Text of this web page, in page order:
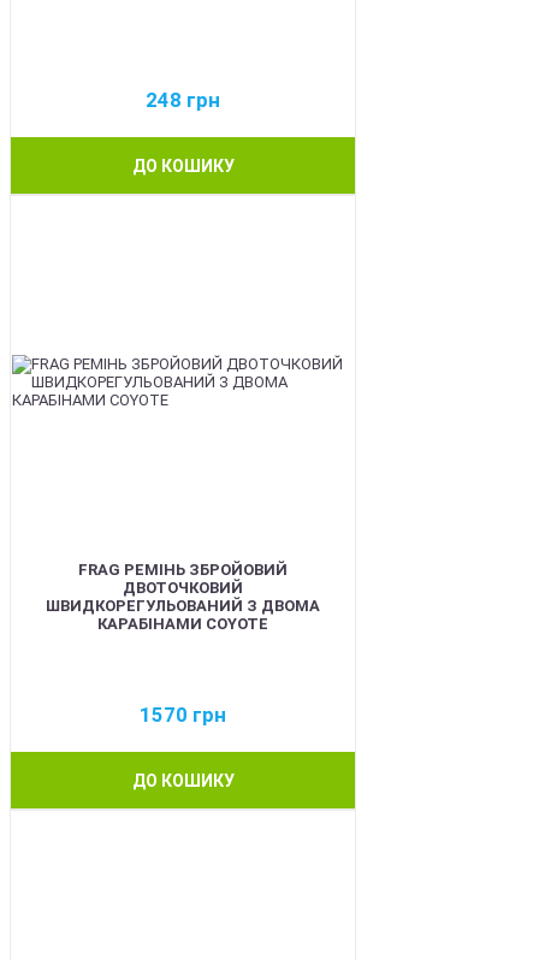
248 грн
ДО КОШИКУ
FRAG РЕМІНЬ ЗБРОЙОВИЙ
ДВОТОЧКОВИЙ
ШВИДКОРЕГУЛЬОВАНИЙ З ДВОМА
КАРАБІНАМИ COYOTE
1570 грн
ДО КОШИКУ